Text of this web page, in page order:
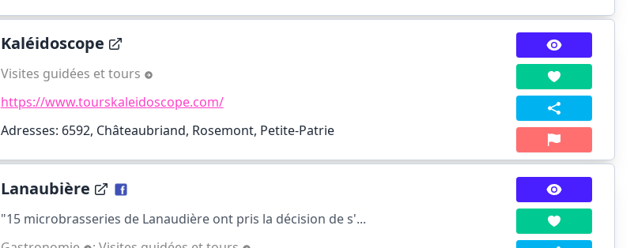
Kaléidoscope
Visites guidées et tours
https://www.tourskaleidoscope.com/
Adresses: 6592, Châteaubriand, Rosemont, Petite-Patrie
Lanaubière
"15 microbrasseries de Lanaudière ont pris la décision de s'...